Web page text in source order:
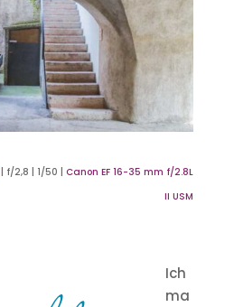
| f/2,8 | 1/50 |Canon EF 16-35 mm f/2.8L
II USM
Ich
ma